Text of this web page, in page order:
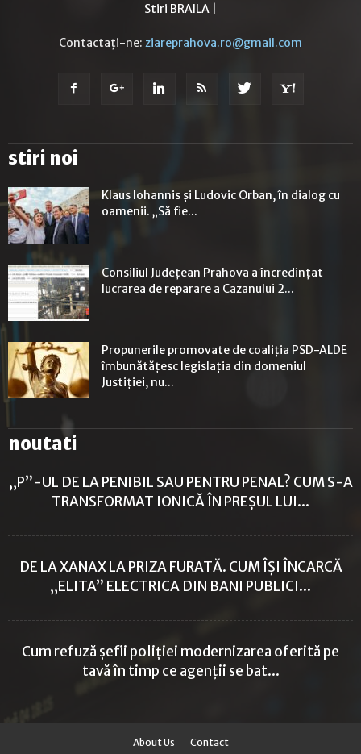
Stiri BRAILA
Contactați-ne: ziareprahova.ro@gmail.com
stiri noi
Klaus Iohannis și Ludovic Orban, în dialog cu
oamenii. „Să fie...
Consiliul Județean Prahova a încredințat
lucrarea de reparare a Cazanului 2...
Propunerile promovate de coaliţia PSD-ALDE
îmbunătăţesc legislaţia din domeniul
Justiţiei, nu...
noutati
„P”-UL DE LA PENIBIL SAU PENTRU PENAL? CUM S-A
TRANSFORMAT IONICĂ ÎN PREȘUL LUI...
DE LA XANAX LA PRIZA FURATĂ. CUM ÎȘI ÎNCARCĂ
„ELITA” ELECTRICA DIN BANI PUBLICI...
Cum refuză șefii poliției modernizarea oferită pe
tavă în timp ce agenții se bat...
About Us Contact